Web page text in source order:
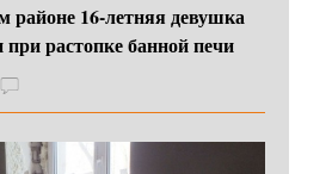
районе 16‑летняя девушка
растопке банной печи